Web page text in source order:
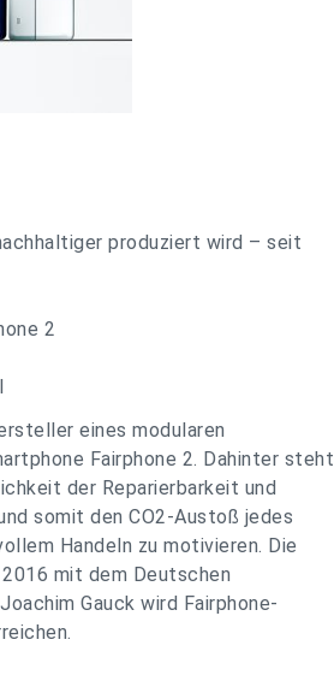
produziert wird – seit
2
eines modularen
Fairphone 2. Dahinter steht
der Reparierbarkeit und
somit den CO2-Austoß jedes
Handeln zu motivieren. Die
mit dem Deutschen
Gauck wird Fairphone-